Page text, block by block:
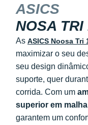
ASICS
NOSA TRI
As ASICS Noosa Tri
maximizar o seu
seu design
suporte, quer
corrida. Com um
superior em
garantem um